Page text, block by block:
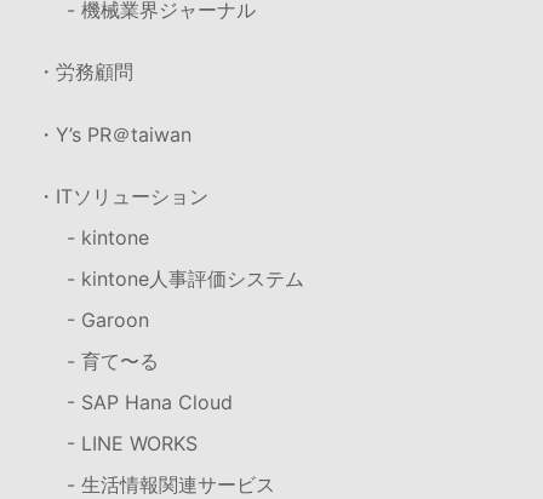
- 機械業界ジャーナル
・労務顧問
・Y’s PR＠taiwan
・ITソリューション
- kintone
- kintone人事評価システム
- Garoon
- 育て〜る
- SAP Hana Cloud
- LINE WORKS
- 生活情報関連サービス